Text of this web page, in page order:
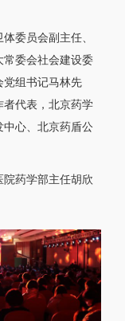
委员会副主任、
常委会社会建设委
党组书记马林先
者代表，北京药学
中心、北京药盾公
药学部主任胡欣